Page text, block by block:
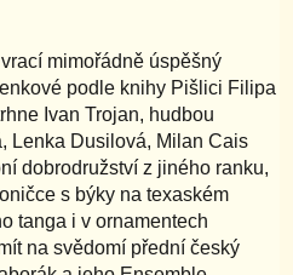
mimořádně úspěšný
podle knihy Pišlici Filipa
Ivan Trojan, hudbou
Lenka Dusilová, Milan Cais
dobrodružství z jiného ranku,
s býky na texaském
tanga i v ornamentech
na svědomí přední český